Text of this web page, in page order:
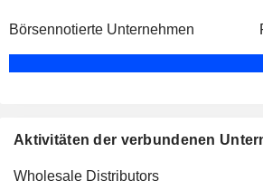
Börsennotierte Unternehmen
Aktivitäten der verbundenen
Wholesale Distributors